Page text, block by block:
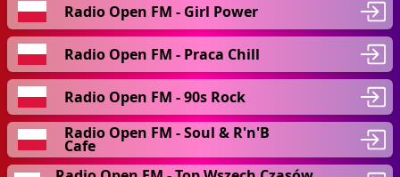
Radio Open FM - Girl Power
Radio Open FM - Praca Chill
Radio Open FM - 90s Rock
Radio Open FM - Soul & R'n'B
Cafe